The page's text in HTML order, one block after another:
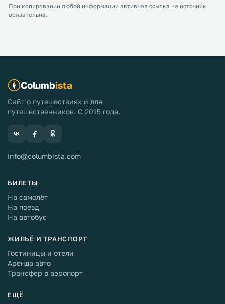
При копировании любой информации активная ссылка на источник
обязательна.
Columbista
Сайт о путешествиях и для
путешественников. С 2015 года.
info@columbista.com
БИЛЕТЫ
На самолёт
На поезд
На автобус
ЖИЛЬЁ И ТРАНСПОРТ
Гостиницы и отели
Аренда авто
Трансфер в аэропорт
ЕЩЁ